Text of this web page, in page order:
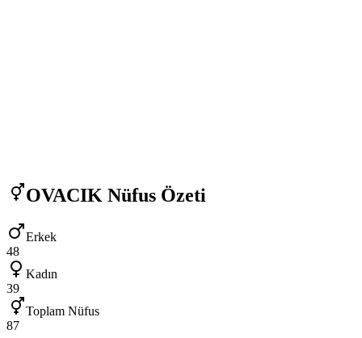
OVACIK Nüfus Özeti
Erkek
48
Kadın
39
Toplam Nüfus
87